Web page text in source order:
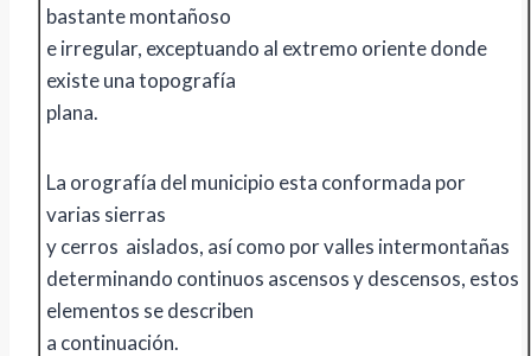
bastante montañoso
e irregular, exceptuando al extremo oriente donde
existe una topografía
plana.
La orografía del municipio esta conformada por
varias sierras
y cerros aislados, así como por valles intermontañas
determinando continuos ascensos y descensos, estos
elementos se describen
a continuación.